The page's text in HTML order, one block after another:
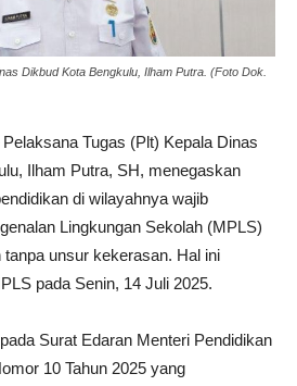
Dikbud Kota Bengkulu, Ilham Putra. (Foto Dok.
Pelaksana Tugas (Plt) Kepala Dinas
Ilham Putra, SH, menegaskan
di wilayahnya wajib
Lingkungan Sekolah (MPLS)
unsur kekerasan. Hal ini
pada Senin, 14 Juli 2025.
Surat Edaran Menteri Pendidikan
10 Tahun 2025 yang